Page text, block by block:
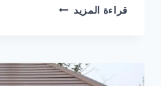
قراءة المزيد صيانة
من
«بورتيكو»